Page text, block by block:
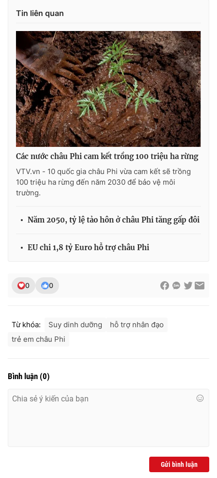
Chuyên mục khác
Emagazine Podcast
Photo Infographic
Video Shorts video
VTV Money VTV Thể thao
VTV Sức khoẻ Bất động sản
Thị trường 24h Tấm lòng Việt
Cơ quan báo chí:Thời báo VTV
024.38 355 931 - 024.38 355 932
Tin liên quan
Các nước châu Phi cam kết trồng 100 triệu ha rừng
VTV.vn - 10 quốc gia châu Phi vừa cam kết sẽ trồng
100 triệu ha rừng đến năm 2030 để bảo vệ môi
trường.
Năm 2050, tỷ lệ tảo hôn ở châu Phi tăng gấp đôi
EU chi 1,8 tỷ Euro hỗ trợ châu Phi
0 0
Từ khóa: Suy dinh dưỡng
hỗ trợ nhân đạo
trẻ em châu Phi
Bình luận (0)
Gửi bình luận